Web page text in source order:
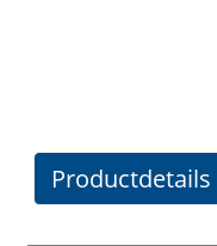
Productdetails